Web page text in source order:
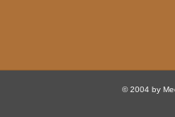
© 2004 by